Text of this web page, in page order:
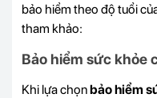
bảo hiểm theo độ tuổi
tham khảo:
Bảo hiểm sức khỏe
Khi lựa chọnbảo hiểm